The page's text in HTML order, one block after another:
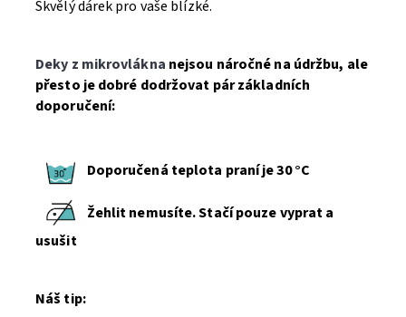
Skvělý dárek pro vaše blízké.
Deky z mikrovlákna nejsou náročné na údržbu, ale
přesto je dobré dodržovat pár základních
doporučení:
Doporučená teplota praní je 30 °C
Žehlit nemusíte. Stačí pouze vyprat a
usušit
Náš tip: